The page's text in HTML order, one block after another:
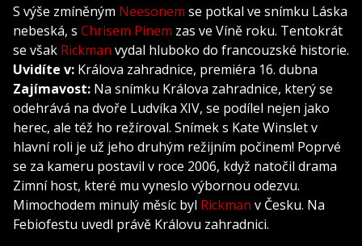
S výše zmíněným Neesonem se potkal ve snímku Láska
nebeská, s Chrisem Pinem zas ve Víně roku. Tentokrát
se však Rickman vydal hluboko do francouzské historie.
Uvidíte v: Králova zahradnice, premiéra 16. dubna
Zajímavost: Na snímku Králova zahradnice, který se
odehrává na dvoře Ludvíka XIV, se podílel nejen jako
herec, ale též ho režíroval. Snímek s Kate Winslet v
hlavní roli je už jeho druhým režijním počinem! Poprvé
se za kameru postavil v roce 2006, když natočil drama
Zimní host, které mu vyneslo výbornou odezvu.
Mimochodem minulý měsíc byl Rickman v Česku. Na
Febiofestu uvedl právě Královu zahradnici.